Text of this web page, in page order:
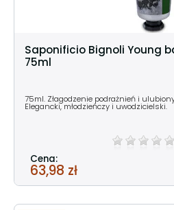
Saponificio Bignoli Young
75ml
75ml. Złagodzenie podrażnień i
Elegancki, młodzieńczy i uwodzicielski.
Cena:
63,98 zł